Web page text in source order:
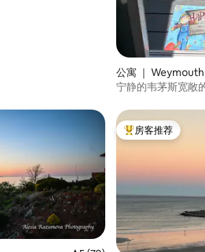
公寓 ｜ Weymouth
宁静的韦茅斯宽敞
热门「房客推荐」
房客推荐